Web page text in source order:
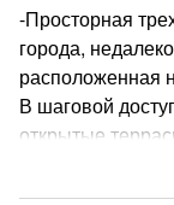
-Просторная
города,
расположенная
В шаговой
открытые
Грюнвальд,
стадион